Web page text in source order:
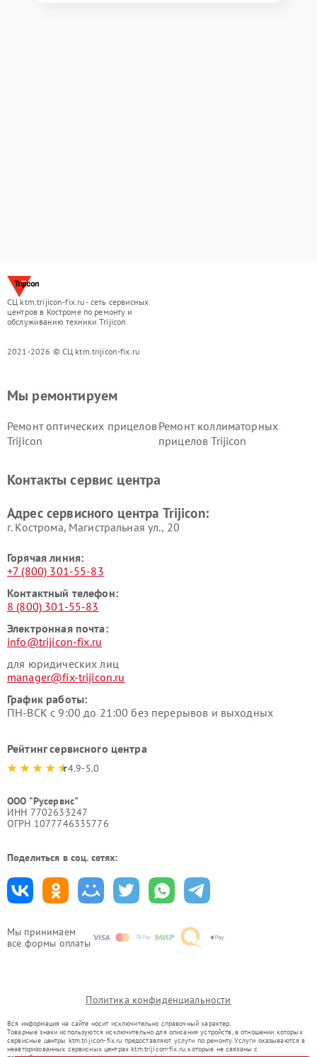
СЦ ktm.trijicon-fix.ru - сеть сервисных
центров в Костроме по ремонту и
обслуживанию техники Trijicon
2021-2026 © СЦ ktm.trijicon-fix.ru
Мы принимаем
все формы оплаты
Мы ремонтируем
Ремонт оптических прицелов
Trijicon
Ремонт коллиматорных
прицелов Trijicon
Контакты сервис центра
Адрес сервисного центра Trijicon:
г. Кострома, Магистральная ул., 20
Горячая линия:
+7 (800) 301-55-83
Контактный телефон:
8 (800) 301-55-83
Электронная почта:
info@trijicon-fix.ru
для юридических лиц
manager@fix-trijicon.ru
График работы:
ПН-ВСК с 9:00 до 21:00 без перерывов и выходных
Рейтинг сервисного центра
4.9-5.0
ООО "Русервис"
ИНН 7702633247
ОГРН 1077746335776
Поделиться в соц. сетях:
Политика конфиденциальности
Вся информация на сайте носит исключительно справочный характер.
Товарные знаки используются исключительно для описания устройств, в отношении которых
сервисные центры ktm.trijicon-fix.ru предоставляют услуги по ремонту. Услуги оказываются в
неавторизованных сервисных центрах ktm.trijicon-fix.ru, которые не связаны с